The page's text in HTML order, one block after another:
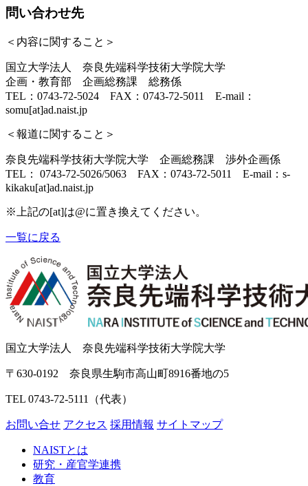
問い合わせ先
＜内容に関すること＞
国立大学法人 奈良先端科学技術大学院大学
企画・教育部 企画総務課 総務係
TEL：0743-72-5024 FAX：0743-72-5011 E-mail：
somu[at]ad.naist.jp
＜報道に関すること＞
奈良先端科学技術大学院大学 企画総務課 渉外企画係
TEL： 0743-72-5026/5063 FAX：0743-72-5011 E-mail：s-
kikaku[at]ad.naist.jp
※上記の[at]は@に置き換えてください。
一覧に戻る
国立大学法人 奈良先端科学技術大学院大学
〒630-0192 奈良県生駒市高山町8916番地の5
TEL 0743-72-5111（代表）
お問い合せ アクセス 採用情報 サイトマップ
NAISTとは
研究・産官学連携
教育